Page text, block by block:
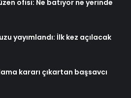
ofisi: Ne batıyor ne yerinde
yayımlandı: İlk kez açılacak
kararı çıkartan başsavcı